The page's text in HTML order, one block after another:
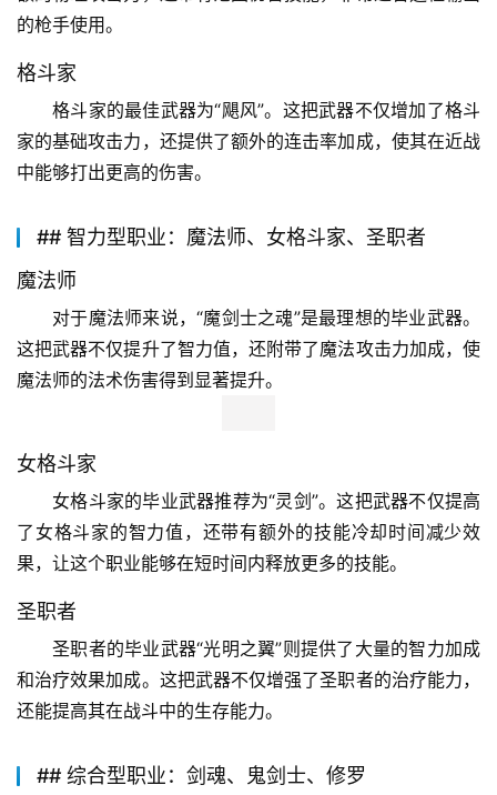
的枪手使用。
格斗家
格斗家的最佳武器为“飓风”。这把武器不仅增加了格斗
家的基础攻击力，还提供了额外的连击率加成，使其在近战
中能够打出更高的伤害。
## 智力型职业：魔法师、女格斗家、圣职者
魔法师
对于魔法师来说，“魔剑士之魂”是最理想的毕业武器。
这把武器不仅提升了智力值，还附带了魔法攻击力加成，使
魔法师的法术伤害得到显著提升。
女格斗家
女格斗家的毕业武器推荐为“灵剑”。这把武器不仅提高
了女格斗家的智力值，还带有额外的技能冷却时间减少效
果，让这个职业能够在短时间内释放更多的技能。
圣职者
圣职者的毕业武器“光明之翼”则提供了大量的智力加成
和治疗效果加成。这把武器不仅增强了圣职者的治疗能力，
还能提高其在战斗中的生存能力。
## 综合型职业：剑魂、鬼剑士、修罗